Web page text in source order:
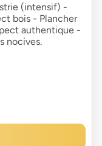
(intensif) -
bois - Plancher
authentique -
nocives.